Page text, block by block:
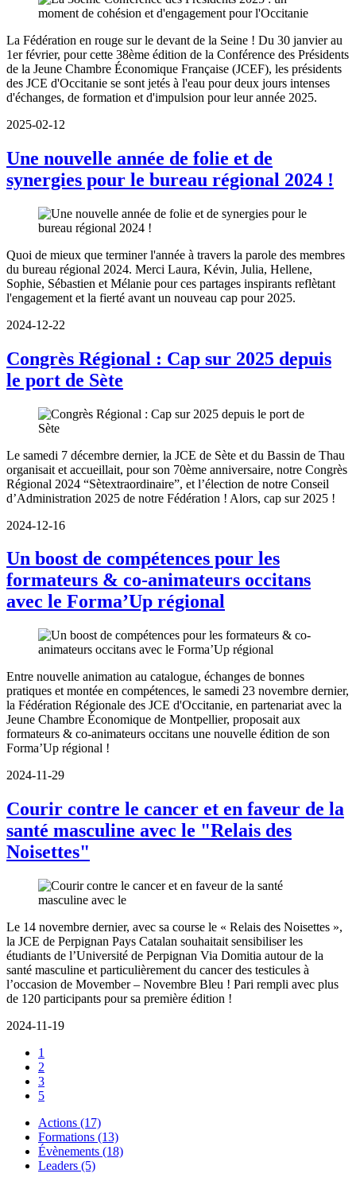
La Fédération en rouge sur le devant de la Seine ! Du 30 janvier au
1er février, pour cette 38ème édition de la Conférence des Présidents
de la Jeune Chambre Économique Française (JCEF), les présidents
des JCE d'Occitanie se sont jetés à l'eau pour deux jours intenses
d'échanges, de formation et d'impulsion pour leur année 2025.
2025-02-12
Une nouvelle année de folie et de
synergies pour le bureau régional 2024 !
Quoi de mieux que terminer l'année à travers la parole des membres
du bureau régional 2024. Merci Laura, Kévin, Julia, Hellene,
Sophie, Sébastien et Mélanie pour ces partages inspirants reflètant
l'engagement et la fierté avant un nouveau cap pour 2025.
2024-12-22
Congrès Régional : Cap sur 2025 depuis
le port de Sète
Le samedi 7 décembre dernier, la JCE de Sète et du Bassin de Thau
organisait et accueillait, pour son 70ème anniversaire, notre Congrès
Régional 2024 “Sètextraordinaire”, et l’élection de notre Conseil
d’Administration 2025 de notre Fédération ! Alors, cap sur 2025 !
2024-12-16
Un boost de compétences pour les
formateurs & co-animateurs occitans
avec le Forma’Up régional
Entre nouvelle animation au catalogue, échanges de bonnes
pratiques et montée en compétences, le samedi 23 novembre dernier,
la Fédération Régionale des JCE d'Occitanie, en partenariat avec la
Jeune Chambre Économique de Montpellier, proposait aux
formateurs & co-animateurs occitans une nouvelle édition de son
Forma’Up régional !
2024-11-29
Courir contre le cancer et en faveur de la
santé masculine avec le "Relais des
Noisettes"
Le 14 novembre dernier, avec sa course le « Relais des Noisettes »,
la JCE de Perpignan Pays Catalan souhaitait sensibiliser les
étudiants de l’Université de Perpignan Via Domitia autour de la
santé masculine et particulièrement du cancer des testicules à
l’occasion de Movember – Novembre Bleu ! Pari rempli avec plus
de 120 participants pour sa première édition !
2024-11-19
1
2
3
5
Actions (17)
Formations (13)
Évènements (18)
Leaders (5)